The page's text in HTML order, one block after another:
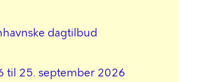
dagtilbud
til 25. september 2026